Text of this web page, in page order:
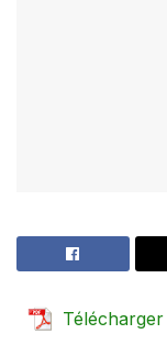
Télécharger